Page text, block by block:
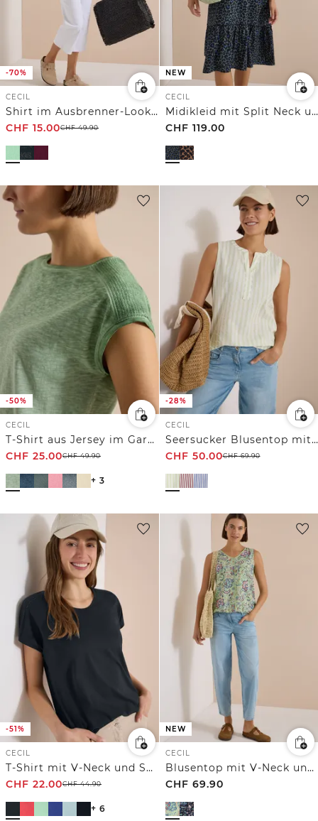
-70%
CECIL
Shirt im Ausbrenner-Look mit Wording
CHF 15.00CHF49.90
NEW
CECIL
Midikleid mit Split Neck und Print
CHF 119.00
-50%
CECIL
T-Shirt aus Jersey im Garment Dye Look
CHF 25.00CHF49.90
+ 3
-28%
CECIL
Seersucker Blusentop mit Streifen
CHF 50.00CHF69.90
-51%
CECIL
T-Shirt mit V-Neck und Spitzendetail
CHF 22.00CHF44.90
+ 6
NEW
CECIL
Blusentop mit V-Neck und Print
CHF 69.90